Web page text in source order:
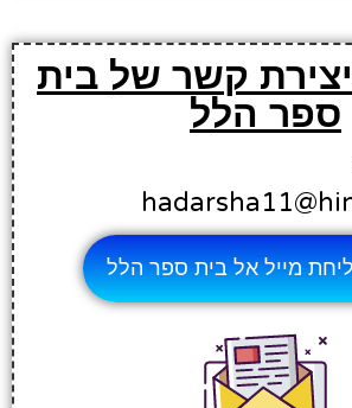
קשר של בית
ספר הלל
מייל אל בית ספר הלל